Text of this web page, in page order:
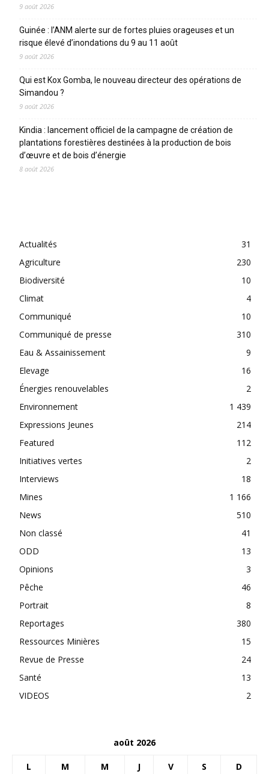
9 août 2026
Guinée : l’ANM alerte sur de fortes pluies orageuses et un
risque élevé d’inondations du 9 au 11 août
9 août 2026
Qui est Kox Gomba, le nouveau directeur des opérations de
Simandou ?
9 août 2026
Kindia : lancement officiel de la campagne de création de
plantations forestières destinées à la production de bois
d’œuvre et de bois d’énergie
8 août 2026
Actualités
31
Agriculture
230
Biodiversité
10
Climat
4
Communiqué
10
Communiqué de presse
310
Eau & Assainissement
9
Elevage
16
Énergies renouvelables
2
Environnement
1 439
Expressions Jeunes
214
Featured
112
Initiatives vertes
2
Interviews
18
Mines
1 166
News
510
Non classé
41
ODD
13
Opinions
3
Pêche
46
Portrait
8
Reportages
380
Ressources Minières
15
Revue de Presse
24
Santé
13
VIDEOS
2
août 2026
L M M J V S D